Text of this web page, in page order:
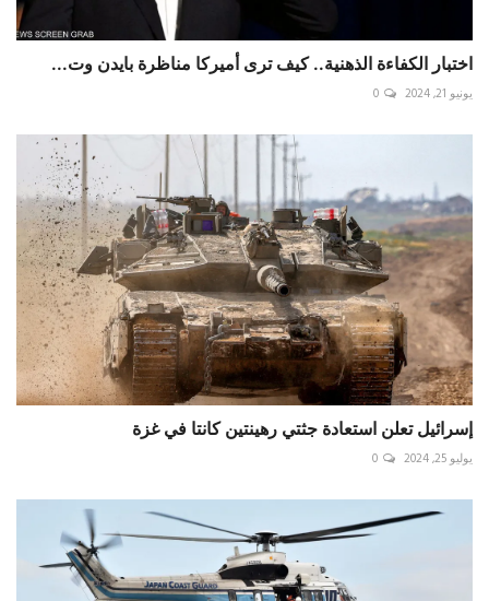
اختبار الكفاءة الذهنية.. كيف ترى أميركا مناظرة بايدن وت...
يونيو 21, 2024 0
إسرائيل تعلن استعادة جثتي رهينتين كانتا في غزة
يوليو 25, 2024 0